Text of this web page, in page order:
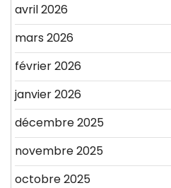
avril 2026
mars 2026
février 2026
janvier 2026
décembre 2025
novembre 2025
octobre 2025